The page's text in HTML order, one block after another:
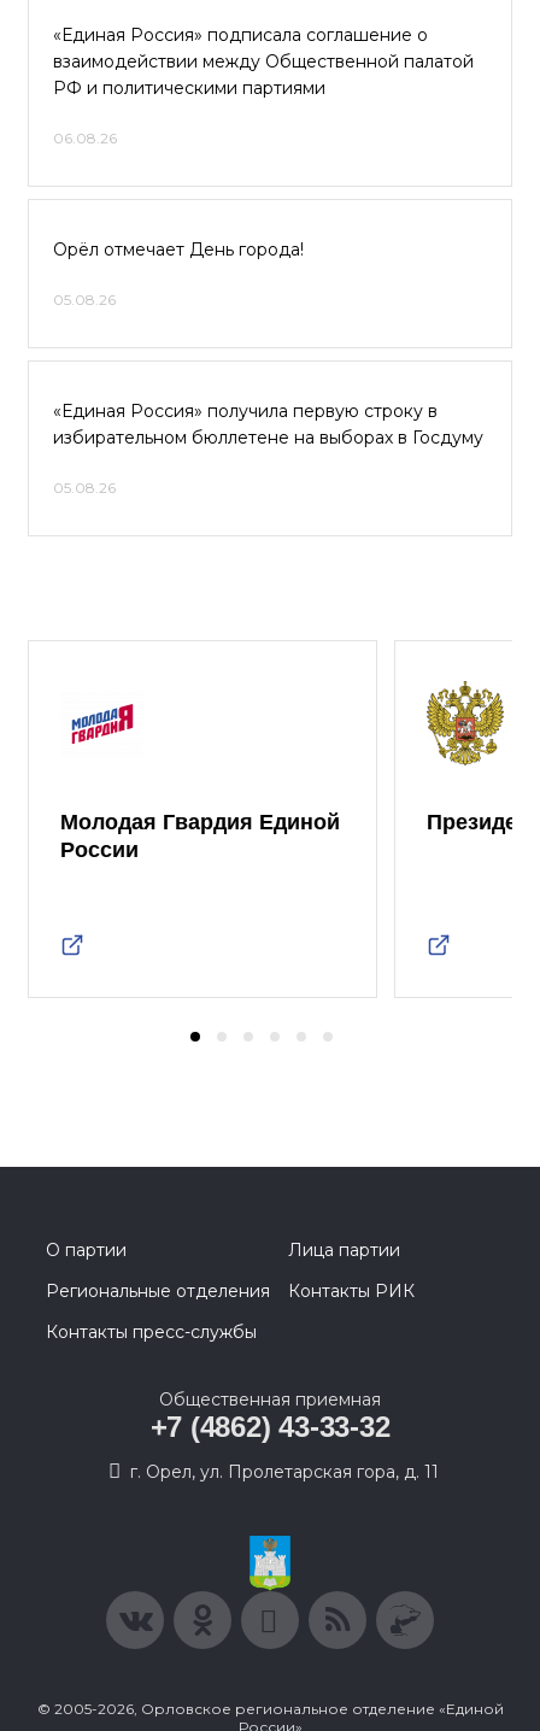
«Единая Россия» подписала соглашение о
взаимодействии между Общественной палатой
РФ и политическими партиями
06.08.26
Орёл отмечает День города!
05.08.26
«Единая Россия» получила первую строку в
избирательном бюллетене на выборах в Госдуму
05.08.26
Молодая Гвардия Единой
России
О партии
Лица партии
Региональные отделения
Контакты РИК
Контакты пресс-службы
Общественная приемная
+7 (4862) 43-33-32
г. Орел, ул. Пролетарская гора, д. 11
© 2005-2026, Орловское региональное отделение «Единой
России»